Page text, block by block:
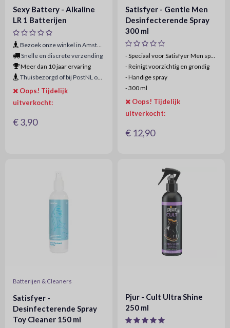
Sexy Battery - Alkaline
LR 1 Batterijen
Bezoek onze winkel in Amsterdam
Snelle en discrete verzending
Meer dan 10 jaar ervaring
Thuisbezorgd of bij PostNL ophaalpunt
Oops! Tijdelijk
uitverkocht:
€ 3,90
Satisfyer - Gentle Men
Desinfecterende Spray
300 ml
- Speciaal voor Satisfyer Men speeltjes
-Reinigt voorzichtig en grondig
-Handige spray
-300 ml
Oops! Tijdelijk
uitverkocht:
€ 12,90
Batterijen & Cleaners
Satisfyer -
Desinfecterende Spray
Toy Cleaner 150 ml
Pjur - Cult Ultra Shine
250 ml